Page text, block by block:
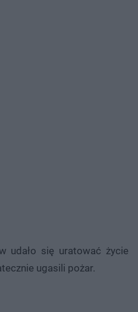
udało się uratować życie
ugasili pożar.